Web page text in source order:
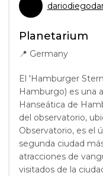
Planetarium
📍 Germany
El 'Hamburger
Hamburgo) es una
Hanseática de
del observatorio,
Observatorio, es el
segunda ciudad
atracciones de
visitados de la